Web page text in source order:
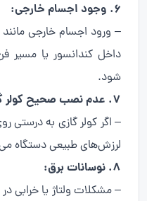
6. وجود اجسام خارجی:
– ورود اجسام خارجی
داخل کندانسور یا مسیر
شود.
7. عدم نصب صحیح کولر گازی:
– اگر کولر گازی به درستی
لرزش‌های طبیعی دستگاه
8. نوسانات برق:
– مشکلات ولتاژ یا خرابی